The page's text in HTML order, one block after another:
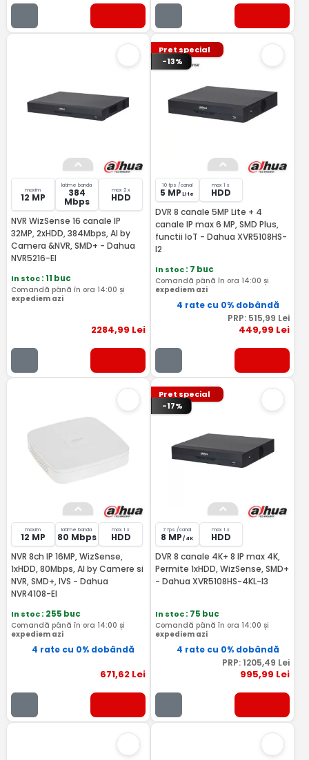
maxim
12 MP
latime banda
384
Mbps
max 2 x
HDD
NVR WizSense 16 canale IP
32MP, 2xHDD, 384Mbps, AI by
Camera &NVR, SMD+ - Dahua
NVR5216-EI
In stoc: 11 buc
Comandă până în ora 14:00 și
expediem azi
2284,99 Lei
Pret special
-13%
10 fps /canal
5 MP Lite
max 1 x
HDD
DVR 8 canale 5MP Lite + 4
canale IP max 6 MP, SMD Plus,
functii IoT - Dahua XVR5108HS-
I2
In stoc: 7 buc
Comandă până în ora 14:00 și
expediem azi
4 rate cu 0% dobândă
PRP: 515,99 Lei
449,99 Lei
maxim
12 MP
latime banda
80 Mbps
max 1 x
HDD
NVR 8ch IP 16MP, WizSense,
1xHDD, 80Mbps, AI by Camere si
NVR, SMD+, IVS - Dahua
NVR4108-EI
In stoc: 255 buc
Comandă până în ora 14:00 și
expediem azi
4 rate cu 0% dobândă
671,62Lei
Pret special
-17%
7 fps /canal
8 MP / 4K
max 1 x
HDD
DVR 8 canale 4K+ 8 IP max 4K,
Permite 1xHDD, WizSense, SMD+
- Dahua XVR5108HS-4KL-I3
In stoc: 75 buc
Comandă până în ora 14:00 și
expediem azi
4 rate cu 0% dobândă
PRP: 1205,49 Lei
995,99 Lei